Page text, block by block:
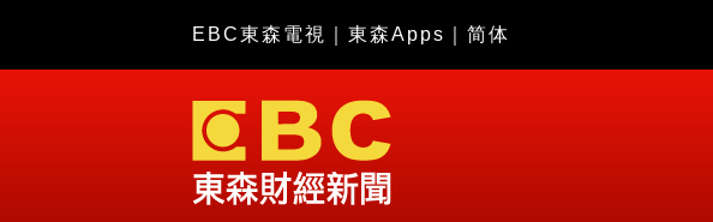
EBC東森電視 東森Apps 简体